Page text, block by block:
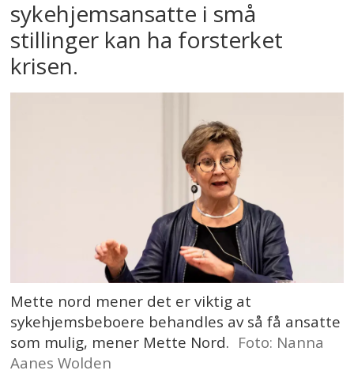
sykehjemsansatte i små
stillinger kan ha forsterket
krisen.
Mette nord mener det er viktig at
sykehjemsbeboere behandles av så få ansatte
som mulig, mener Mette Nord. Foto: Nanna
Aanes Wolden